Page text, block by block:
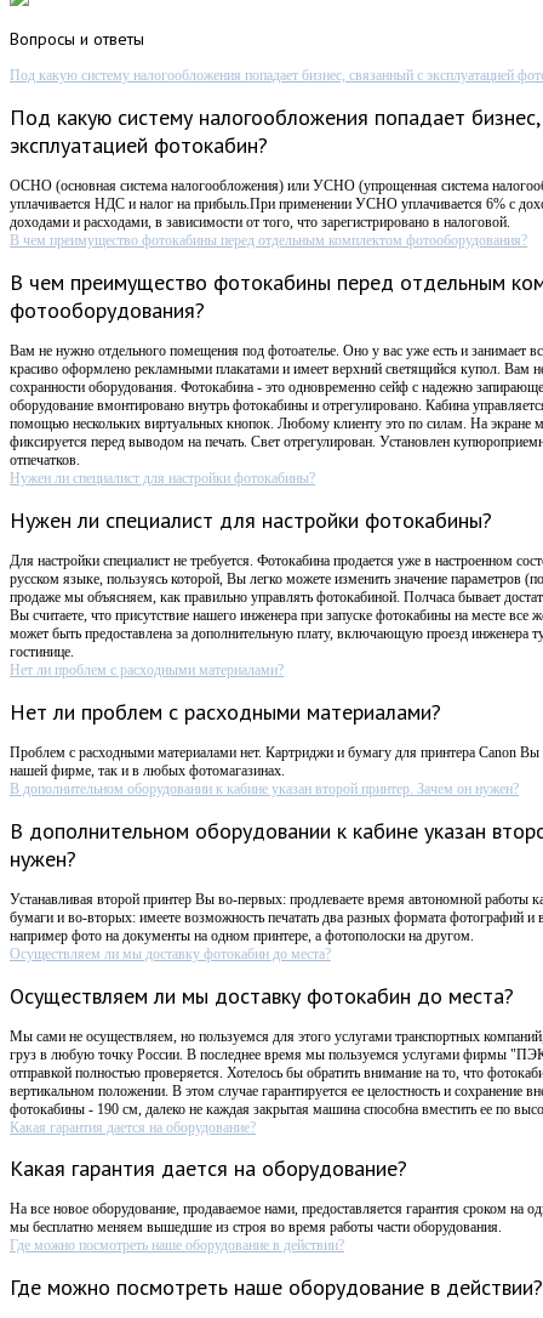
Вопросы и ответы
Под какую систему налогообложения попадает бизнес, связанный с эксплуатацией
Под какую систему налогообложения попадает
эксплуатацией фотокабин?
ОСНО (основная система налогообложения) или УСНО (упрощенная система
уплачивается НДС и налог на прибыль.При применении УСНО уплачивается 6% с
доходами и расходами, в зависимости от того, что зарегистрировано в налоговой.
В чем преимущество фотокабины перед отдельным комплектом фотооборудования?
В чем преимущество фотокабины перед отдельным
фотооборудования?
Вам не нужно отдельного помещения под фотоателье. Оно у вас уже есть и занимает
красиво оформлено рекламными плакатами и имеет верхний светящийся купол. Вам
сохранности оборудования. Фотокабина - это одновременно сейф с надежно
оборудование вмонтировано внутрь фотокабины и отрегулировано. Кабина
помощью нескольких виртуальных кнопок. Любому клиенту это по силам. На экране
фиксируется перед выводом на печать. Свет отрегулирован. Установлен
отпечатков.
Нужен ли специалист для настройки фотокабины?
Нужен ли специалист для настройки фотокабины?
Для настройки специалист не требуется. Фотокабина продается уже в настроенном
русском языке, пользуясь которой, Вы легко можете изменить значение параметров
продаже мы объясняем, как правильно управлять фотокабиной. Полчаса бывает
Вы считаете, что присутствие нашего инженера при запуске фотокабины на месте все
может быть предоставлена за дополнительную плату, включающую проезд инженера
гостинице.
Нет ли проблем с расходными материалами?
Нет ли проблем с расходными материалами?
Проблем с расходными материалами нет. Картриджи и бумагу для принтера Canon Вы
нашей фирме, так и в любых фотомагазинах.
В дополнительном оборудовании к кабине указан второй принтер. Зачем он нужен?
В дополнительном оборудовании к кабине указан
нужен?
Устанавливая второй принтер Вы во-первых: продлеваете время автономной работы
бумаги и во-вторых: имеете возможность печатать два разных формата фотографий и
например фото на документы на одном принтере, а фотополоски на другом.
Осуществляем ли мы доставку фотокабин до места?
Осуществляем ли мы доставку фотокабин до места?
Мы сами не осуществляем, но пользуемся для этого услугами транспортных
груз в любую точку России. В последнее время мы пользуемся услугами фирмы
отправкой полностью проверяется. Хотелось бы обратить внимание на то, что
вертикальном положении. В этом случае гарантируется ее целостность и сохранение
фотокабины - 190 см, далеко не каждая закрытая машина способна вместить ее по
Какая гарантия дается на оборудование?
Какая гарантия дается на оборудование?
На все новое оборудование, продаваемое нами, предоставляется гарантия сроком на
мы бесплатно меняем вышедшие из строя во время работы части оборудования.
Где можно посмотреть наше оборудование в действии?
Где можно посмотреть наше оборудование в действии?